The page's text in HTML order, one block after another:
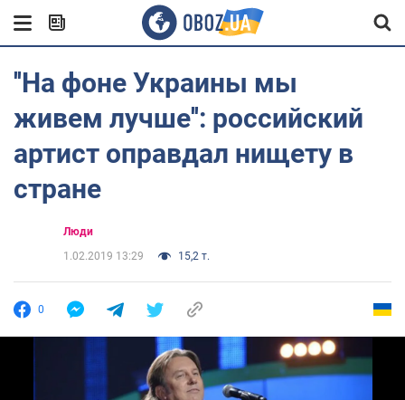
''На фоне Украины мы
живем лучше'': российский
артист оправдал нищету в
стране
Люди
1.02.2019 13:29
15,2 т.
0